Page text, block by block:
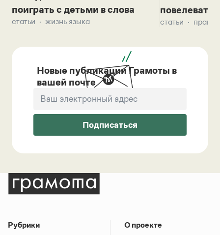
поиграть с детьми в слова
статьи жизнь языка
повелевать
статьи
Новые публикации Грамоты в
вашей почте
Подписаться
Рубрики О проекте